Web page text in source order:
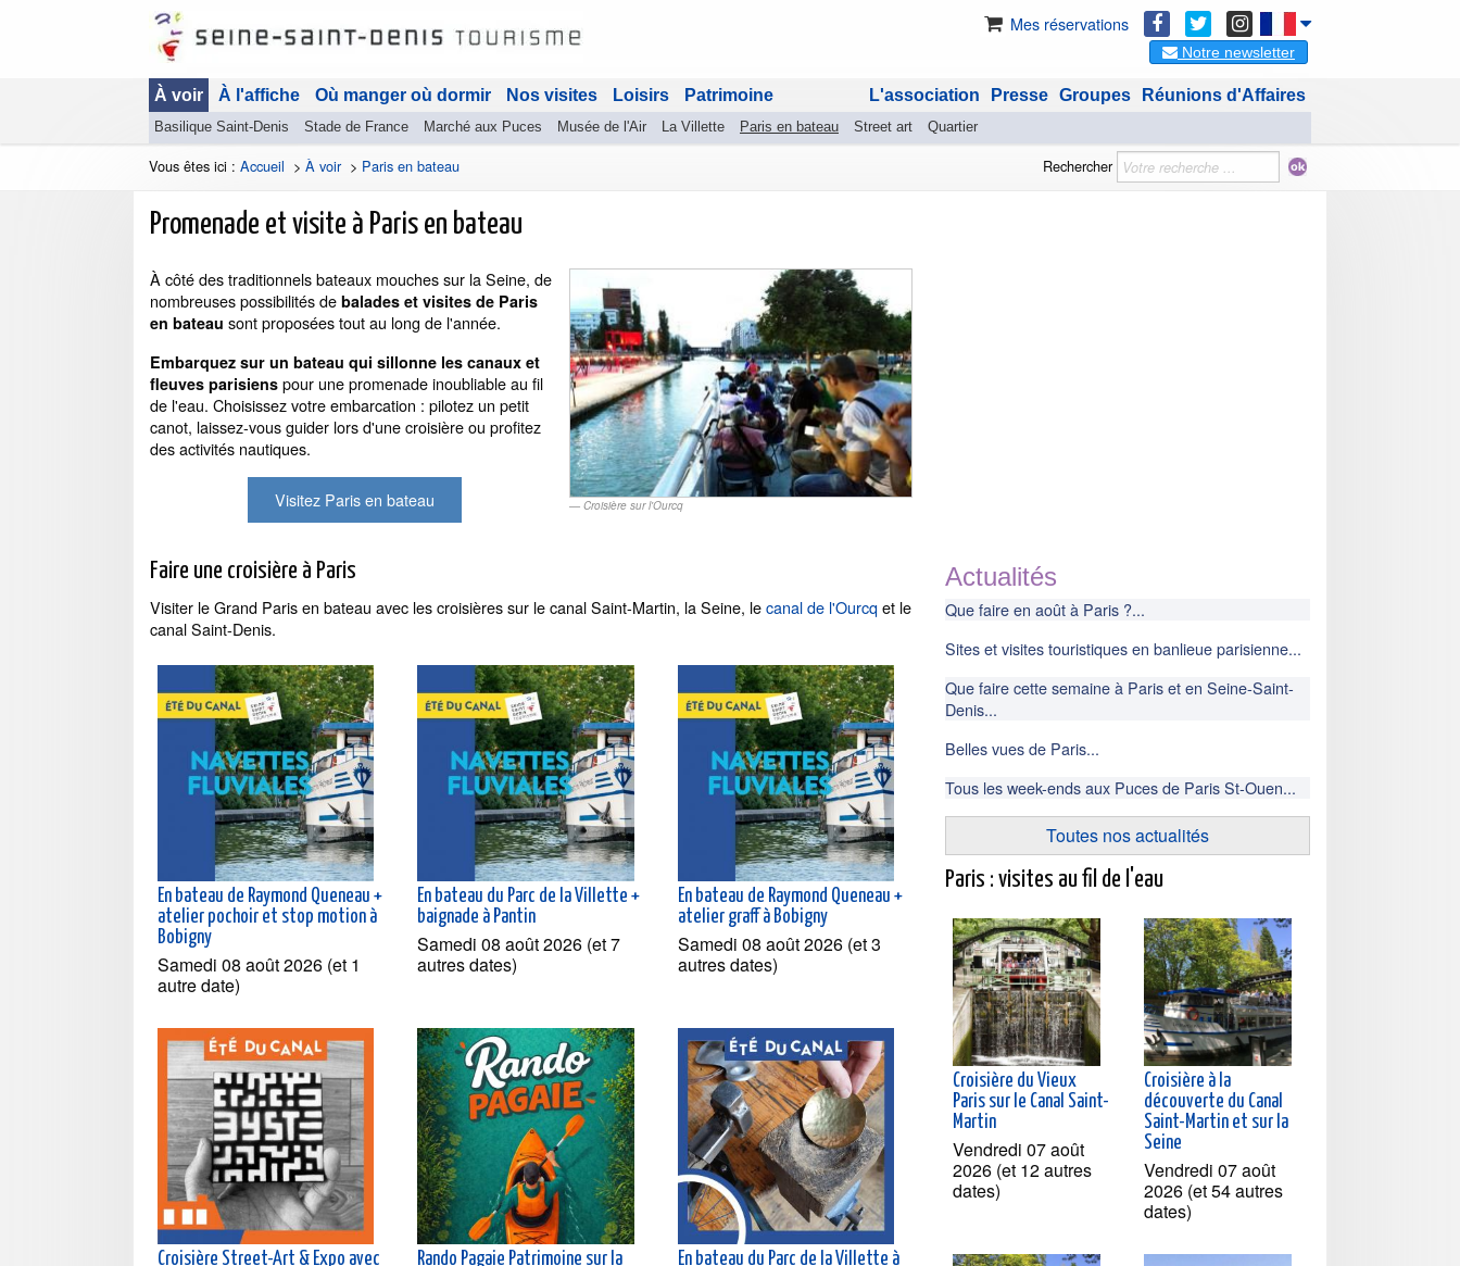
Mes réservations
Notre newsletter
À voir
Basilique Saint-Denis Stade de France Marché aux Puces Musée de l'Air La Villette Paris en bateau Street art Quartier
À l'affiche Où manger où dormir Nos visites Loisirs Patrimoine Réunions d'Affaires
Groupes
Presse
L'association
Vous êtes ici : Accueil > À voir> Paris en bateau Rechercher
Promenade et visite à Paris en bateau
Croisière sur l'Ourcq
À côté des traditionnels bateaux mouches sur la Seine, de
nombreuses possibilités de balades et visites de Paris
en bateau sont proposées tout au long de l'année.
Embarquez sur un bateau qui sillonne les canaux et
fleuves parisiens pour une promenade inoubliable au fil
de l'eau. Choisissez votre embarcation : pilotez un petit
canot, laissez-vous guider lors d'une croisière ou profitez
des activités nautiques.
Visitez Paris en bateau
Faire une croisière à Paris
Visiter le Grand Paris en bateau avec les croisières sur le canal Saint-Martin, la Seine, lecanal de l'Ourcqet le
canal Saint-Denis.
En bateau de Raymond Queneau +
atelier pochoir et stop motion à
Bobigny
Samedi 08 août 2026 (et 1
autre date)
En bateau du Parc de la Villette +
baignade à Pantin
Samedi 08 août 2026 (et 7
autres dates)
En bateau de Raymond Queneau +
atelier graff à Bobigny
Samedi 08 août 2026 (et 3
autres dates)
Croisière Street-Art & Expo avec
Rando Pagaie Patrimoine sur la
En bateau du Parc de la Villette à
Actualités
Que faire en août à Paris ?...
Sites et visites touristiques en banlieue parisienne...
Que faire cette semaine à Paris et en Seine-Saint-
Denis...
Belles vues de Paris...
Tous les week-ends aux Puces de Paris St-Ouen...
Toutes nos actualités
Paris : visites au fil de l'eau
Croisière du Vieux
Paris sur le Canal Saint-
Martin
Vendredi 07 août
2026 (et 12 autres
dates)
Croisière à la
découverte du Canal
Saint-Martin et sur la
Seine
Vendredi 07 août
2026 (et 54 autres
dates)